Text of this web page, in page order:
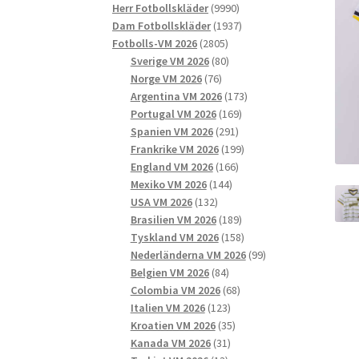
produkter
Herr Fotbollskläder 99909990
produkter
Dam Fotbollskläder 19371937
Fotbolls-VM 2026 28052805
produkter
Sverige VM 2026 8080
Norge VM 2026 7676
produkter
Argentina VM 2026 173173
Portugal VM 2026 169169
produkter
Spanien VM 2026 291291
produkter
Frankrike VM 2026 199199
England VM 2026 166166
Mexiko VM 2026 144144
USA VM 2026 132132
produkter
Brasilien VM 2026 189189
produkter
Tyskland VM 2026 158158
produkter
Nederländerna VM 2026 9999
Belgien VM 2026 8484
produkter
Colombia VM 2026 6868
Italien VM 2026 123123
produkter
Kroatien VM 2026 3535
Kanada VM 2026 3131